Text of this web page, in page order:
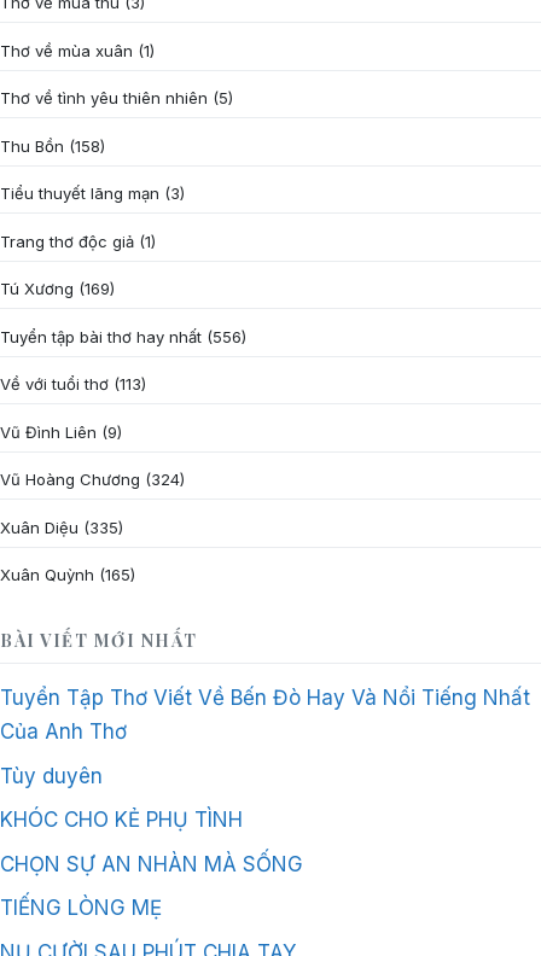
Thơ về mùa xuân (1)
Thơ về tình yêu thiên nhiên (5)
Thu Bồn (158)
Tiểu thuyết lãng mạn (3)
Trang thơ độc giả (1)
Tú Xương (169)
Tuyển tập bài thơ hay nhất (556)
Về với tuổi thơ (113)
Vũ Đình Liên (9)
Vũ Hoàng Chương (324)
Xuân Diệu (335)
Xuân Quỳnh (165)
BÀI VIẾT MỚI NHẤT
Tuyển Tập Thơ Viết Về Bến Đò Hay Và Nổi Tiếng Nhất
Của Anh Thơ
Tùy duyên
KHÓC CHO KẺ PHỤ TÌNH
CHỌN SỰ AN NHÀN MÀ SỐNG
TIẾNG LÒNG MẸ